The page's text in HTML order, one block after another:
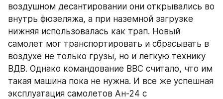
воздушном десантировании они открывались во
внутрь фюзеляжа, а при наземной загрузке
нижняя использовалась как трап. Новый
самолет мог транспортировать и сбрасывать в
воздухе не только грузы, но и легкую технику
ВДВ. Однако командование ВВС считало, что им
такая машина пока не нужна. И все же успешная
эксплуатация самолетов Ан-24 с